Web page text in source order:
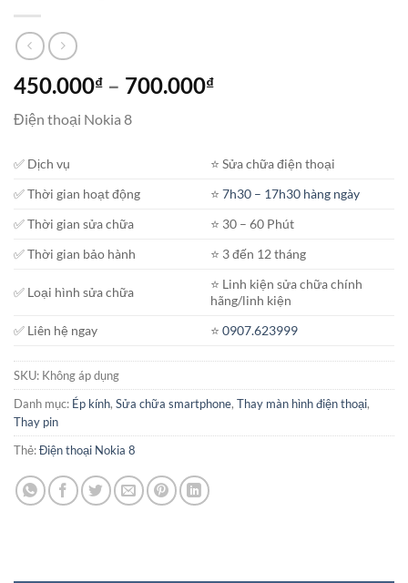
450.000₫ – 700.000₫Khoảng
đến
700.000₫
Điện thoại Nokia 8
✅ Dịch vụ
⭐️ Sửa chữa điện thoại
✅ Thời gian hoạt động
⭐️7h30 – 17h30 hàng ngày
✅ Thời gian sửa chữa
⭐️ 30 – 60 Phút
✅ Thời gian bảo hành
⭐️ 3 đến 12 tháng
✅ Loại hình sửa chữa
⭐️ Linh kiện sửa chữa chính
hãng/linh kiện
✅ Liên hệ ngay
⭐️0907.623999
SKU: Không áp dụng
Danh mục: Ép kính, Sửa chữa smartphone, Thay màn hình điện thoại,
Thay pin
Thẻ:Điện thoại Nokia 8